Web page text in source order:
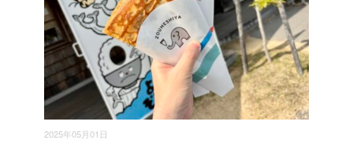
2025年05月01日